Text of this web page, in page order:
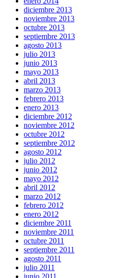
diciembre 2013
noviembre 2013
octubre 2013
septiembre 2013
agosto 2013
julio 2013
junio 2013
mayo 2013
abril 2013
marzo 2013
febrero 2013
enero 2013
diciembre 2012
noviembre 2012
octubre 2012
septiembre 2012
agosto 2012
julio 2012
junio 2012
mayo 2012
abril 2012
marzo 2012
febrero 2012
enero 2012
diciembre 2011
noviembre 2011
octubre 2011
septiembre 2011
agosto 2011
julio 2011